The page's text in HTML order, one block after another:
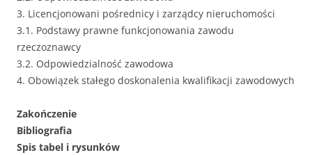
3. Licencjonowani pośrednicy i zarządcy nieruchomości
3.1. Podstawy prawne funkcjonowania zawodu
rzeczoznawcy
3.2. Odpowiedzialność zawodowa
4. Obowiązek stałego doskonalenia kwalifikacji zawodowych
Zakończenie
Bibliografia
Spis tabel i rysunków